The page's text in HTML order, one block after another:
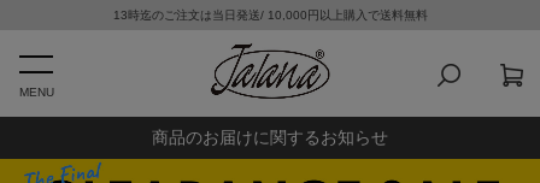
13時迄のご注文は当日発送/ 10,000円以上購入で送料無料
MENU
商品のお届けに関するお知らせ